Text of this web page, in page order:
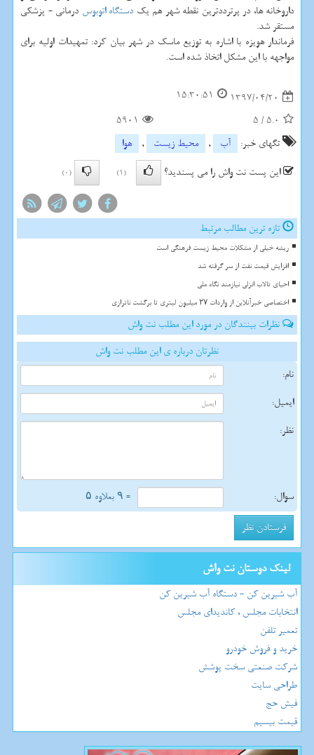
داروخانه ها، در پرترددترین نقطه شهر هم یك دستگاه اتوبوس درمانی - پزشكی
مستقر شد.
فرماندار هویزه با اشاره به توزیع ماسك در شهر بیان كرد: تمهیدات اولیه برای
مواجهه با این مشكل اتخاذ شده است.
1397/04/20
15:30:51
5.0
/
5
5901
تگهای خبر:
آب , محیط زیست ,
هوا
این پست نت واش را می پسندید؟
(1)
(0)
تازه ترین مطالب مرتبط
ریشه خیلی از مشکلات محیط زیست فرهنگی است
افزایش قیمت نفت از سر گرفته شد
احیای تالاب انزلی نیازمند نگاه ملی
اختصاصی خبرآنلاین از واردات ۲۷ میلیون لیتری تا برگشت ناترازی
نظرات بینندگان در مورد این مطلب نت واش
نظرتان درباره ی این مطلب نت واش
نام:
ایمیل:
نظر:
سوال: = ۹ بعلاوه ۵
لینک دوستان نت واش
آب شیرین کن - دستگاه آب شیرین کن
انتخابات مجلس ، کاندیدای مجلس
تعمیر تلفن
خرید و فروش خودرو
شرکت صنعتی سخت پوشش
طراحی سایت
فیش حج
قیمت بیسیم